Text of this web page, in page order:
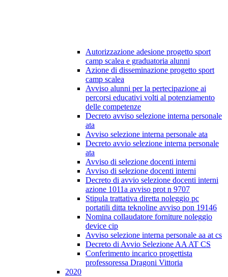
Autorizzazione adesione progetto sport
camp scalea e graduatoria alunni
Azione di disseminazione progetto sport
camp scalea
Avviso alunni per la pertecipazione ai
percorsi educativi volti al potenziamento
delle competenze
Decreto avviso selezione interna personale
ata
Avviso selezione interna personale ata
Decreto avvio selezione interna personale
ata
Avviso di selezione docenti interni
Avviso di selezione docenti interni
Decreto di avvio selezione docenti interni
azione 1011a avviso prot n 9707
Stipula trattativa diretta noleggio pc
portatili ditta teknoline avviso pon 19146
Nomina collaudatore forniture noleggio
device cip
Avviso selezione interna personale aa at cs
Decreto di Avvio Selezione AA AT CS
Conferimento incarico progettista
professoressa Dragoni Vittoria
2020